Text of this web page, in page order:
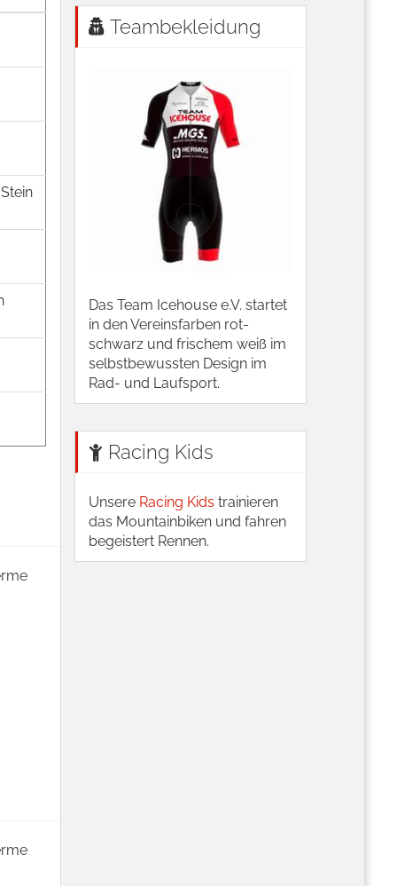
Teambekleidung
Das Team Icehouse e.V. startet
in den Vereinsfarben rot-
schwarz und frischem weiß im
selbstbewussten Design im
Rad- und Laufsport.
Racing Kids
Unsere Racing Kids trainieren
das Mountainbiken und fahren
begeistert Rennen.